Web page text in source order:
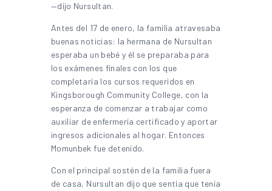
—dijo Nursultan.
Antes del 17 de enero, la familia atravesaba
buenas noticias: la hermana de Nursultan
esperaba un bebé y él se preparaba para
los exámenes finales con los que
completaría los cursos requeridos en
Kingsborough Community College, con la
esperanza de comenzar a trabajar como
auxiliar de enfermería certificado y aportar
ingresos adicionales al hogar. Entonces
Momunbek fue detenido.
Con el principal sostén de la familia fuera
de casa, Nursultan dijo que sentía que tenía